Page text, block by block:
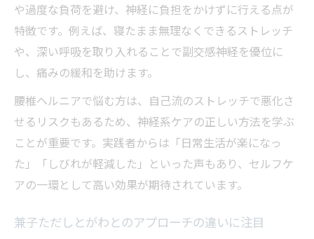
や過度な負荷を避け、神経に負担をかけずに行える点が
特徴です。例えば、寝たまま無理なくできるストレッチ
や、深い呼吸を取り入れることで副交感神経を優位に
し、痛みの緩和を助けます。
腰椎ヘルニアで悩む方は、自己流のストレッチで悪化さ
せるリスクもあるため、神経系ケアの正しい方法を学ぶ
ことが重要です。実践者からは「日常生活が楽になっ
た」「しびれが軽減した」といった声もあり、セルフケ
アの一環として高い効果が期待されています。
兼子ただしとがわとのアプローチの違いに注目